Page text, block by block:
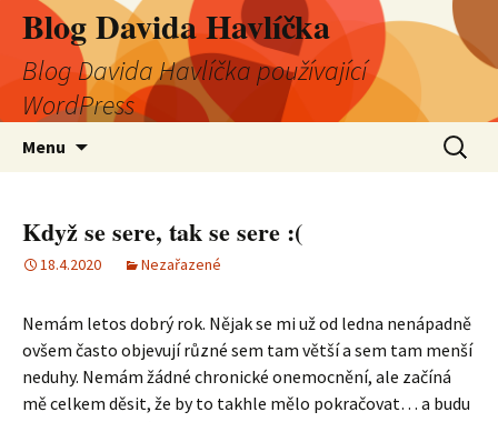
Blog Davida Havlíčka
Blog Davida Havlíčka používající
WordPress
Menu
Když se sere, tak se sere :(
18.4.2020 Nezařazené
Nemám letos dobrý rok. Nějak se mi už od ledna nenápadně
ovšem často objevují různé sem tam větší a sem tam menší
neduhy. Nemám žádné chronické onemocnění, ale začíná
mě celkem děsit, že by to takhle mělo pokračovat… a budu